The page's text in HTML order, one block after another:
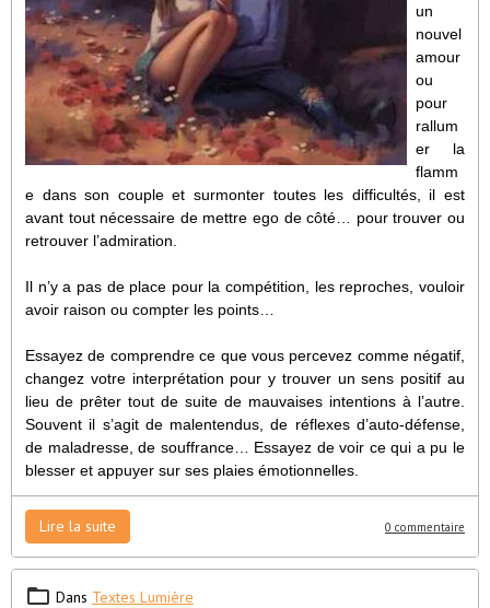
un
nouvel
amour
ou
pour
rallum
er la
flamm
e dans son couple et surmonter toutes les difficultés, il est
avant tout nécessaire de mettre ego de côté… pour trouver ou
retrouver l’admiration.
Il n’y a pas de place pour la compétition, les reproches, vouloir
avoir raison ou compter les points…
Essayez de comprendre ce que vous percevez comme négatif,
changez votre interprétation pour y trouver un sens positif au
lieu de prêter tout de suite de mauvaises intentions à l’autre.
Souvent il s’agit de malentendus, de réflexes d’auto-défense,
de maladresse, de souffrance… Essayez de voir ce qui a pu le
blesser et appuyer sur ses plaies émotionnelles.
Lire la suite 0 commentaire
Dans Textes Lumière